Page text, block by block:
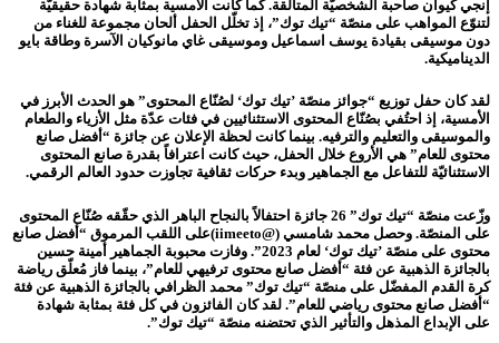
إنجي كيوان صاحبة الشخصيّة المتألّقة. كما كانت الأمسية بمثابة شهادة حقيقيّة
لتنوّع المواهب على منصّة “تيك توك”، إذ تخلّل الحفل ألحان مجموعة للغناء من
دون موسيقى بقيادة يوسف اسماعيل وموسيقى غاي مانوكيان الآسرة وطاقة بايو
الديناميكية.
لقد كان حفل توزيع “جوائز منصّة ’تيك توك‘ لصُنّاع المحتوى” هو الحدث الأبرز في
الأمسية، إذ احتُفي بصُنّاع المحتوى الاستثنائيين في فئات عدّة مثل الأزياء والطعام
والموسيقى والتعليم والترفيه. بينما كانت لحظة الإعلان عن جائزة “أفضل صانع
محتوى للعام” هي الأروع خلال الحفل، حيث كانت اعترافاً بقدرة صانع المحتوى
الاستثنائيّة للتفاعل مع الجماهير وبدء حركات ثقافية تجاوزت حدود العالم الرقمي.
وزّعت منصّة “تيك توك” 26 جائزة احتفالاً بالنجاح الباهر الذي حقّقه صُنّاع المحتوى
على المنصّة. وحصل محمد شامسي (@iimeeto)على اللقب المرموق “أفضل صانع
محتوى على منصّة ’تيك توك‘ لعام 2023”. وفازت محبوبة الجماهير أمينة حسين
بالجائزة الذهبية عن فئة “أفضل صانع محتوى ترفيهي للعام”، بينما فاز مُعلّق رياضة
كرة القدم المفضّل على منصّة “تيك توك” محمد الظرافي بالجائزة الذهبية عن فئة
“أفضل صانع محتوى رياضي للعام”. لقد كان الفائزون في كل فئة بمثابة شهادة
على الإبداع المذهل والتأثير الذي تحتضنه منصّة “تيك توك”.